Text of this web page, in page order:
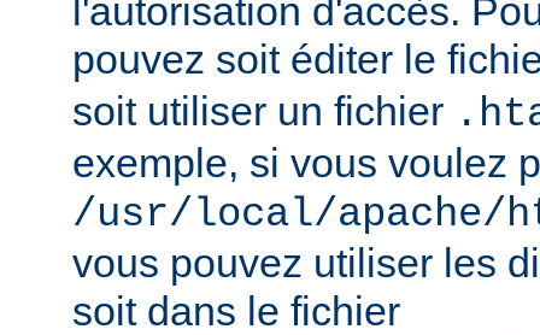
l'autorisation d'accès.
pouvez soit éditer le
soit utiliser un fichier
exemple, si vous voulez
/usr/local/apache/
vous pouvez utiliser les
soit dans le fichier